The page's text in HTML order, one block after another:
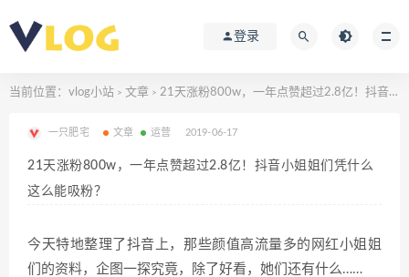
登录
当前位置： vlog小站 > 文章 > 21天涨粉800w，一年点赞超过2.8亿！抖音小姐姐们凭什么这么能吸粉？
一只肥宅 文章 运营 2019-06-17
21天涨粉800w，一年点赞超过2.8亿！抖音小姐姐们凭什么
这么能吸粉？
今天特地整理了抖音上，那些颜值高流量多的网红小姐姐
们的资料，企图一探究竟，除了好看，她们还有什么……